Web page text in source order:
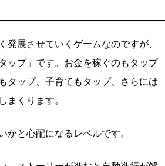
発展させていくゲームなのですが、
ップ」です。お金を稼ぐのもタップ
タップ、子育てもタップ、さらには
まくります。
かと心配になるレベルです。